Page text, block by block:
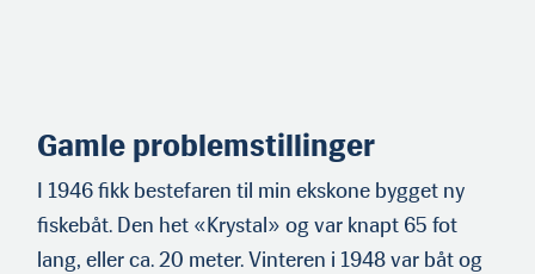
Gamle problemstillinger
I 1946 fikk bestefaren til min ekskone bygget ny
fiskebåt. Den het «Krystal» og var knapt 65 fot
lang, eller ca. 20 meter. Vinteren i 1948 var båt og